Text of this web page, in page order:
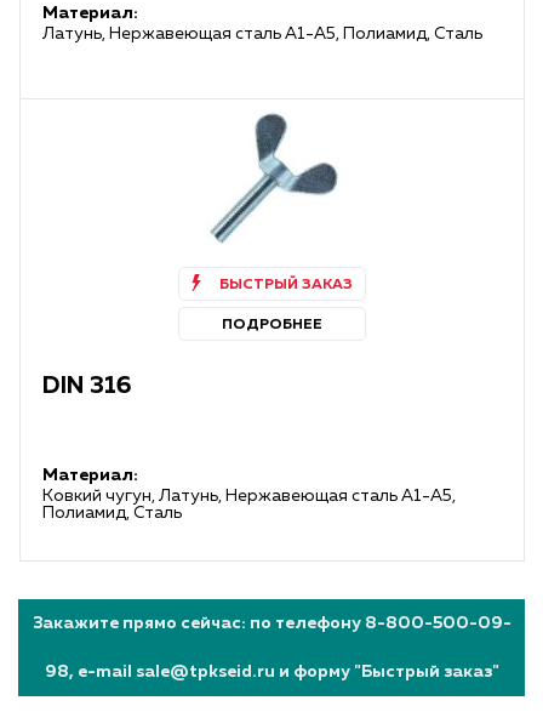
Материал:
Латунь, Нержавеющая сталь А1-А5, Полиамид, Сталь
БЫСТРЫЙ ЗАКАЗ
ПОДРОБНЕЕ
DIN 316
Материал:
Ковкий чугун, Латунь, Нержавеющая сталь А1-А5,
Полиамид, Сталь
Закажите прямо сейчас: по телефону 8-800-500-09-
98, e-mail sale@tpkseid.ru и форму "Быстрый заказ"